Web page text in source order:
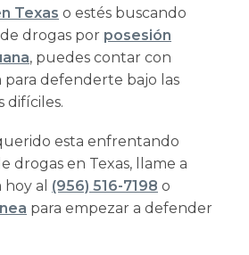
Texas o estés buscando
drogas por posesión
, puedes contar con
para defenderte bajo las
difíciles.
esta enfrentando
drogas en Texas, llame a
al (956) 516-7198 o
para empezar a defender